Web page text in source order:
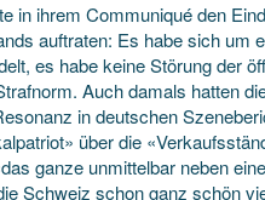
in ihrem Communiqué den
auftraten: Es habe sich um
es habe keine Störung der
Auch damals hatten
in deutschen
über die
ganze unmittelbar neben
Schweiz schon ganz schön